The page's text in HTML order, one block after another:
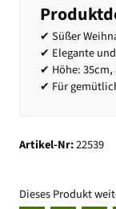
✔ Süßer
✔ Elegante
✔ Höhe: 35cm,
✔ Für
Artikel-Nr:22539
Dieses Produkt